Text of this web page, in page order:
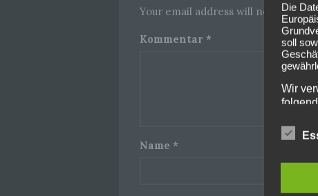
Your email address will not be
Kommentar *
Name *
Die
soll
Wir